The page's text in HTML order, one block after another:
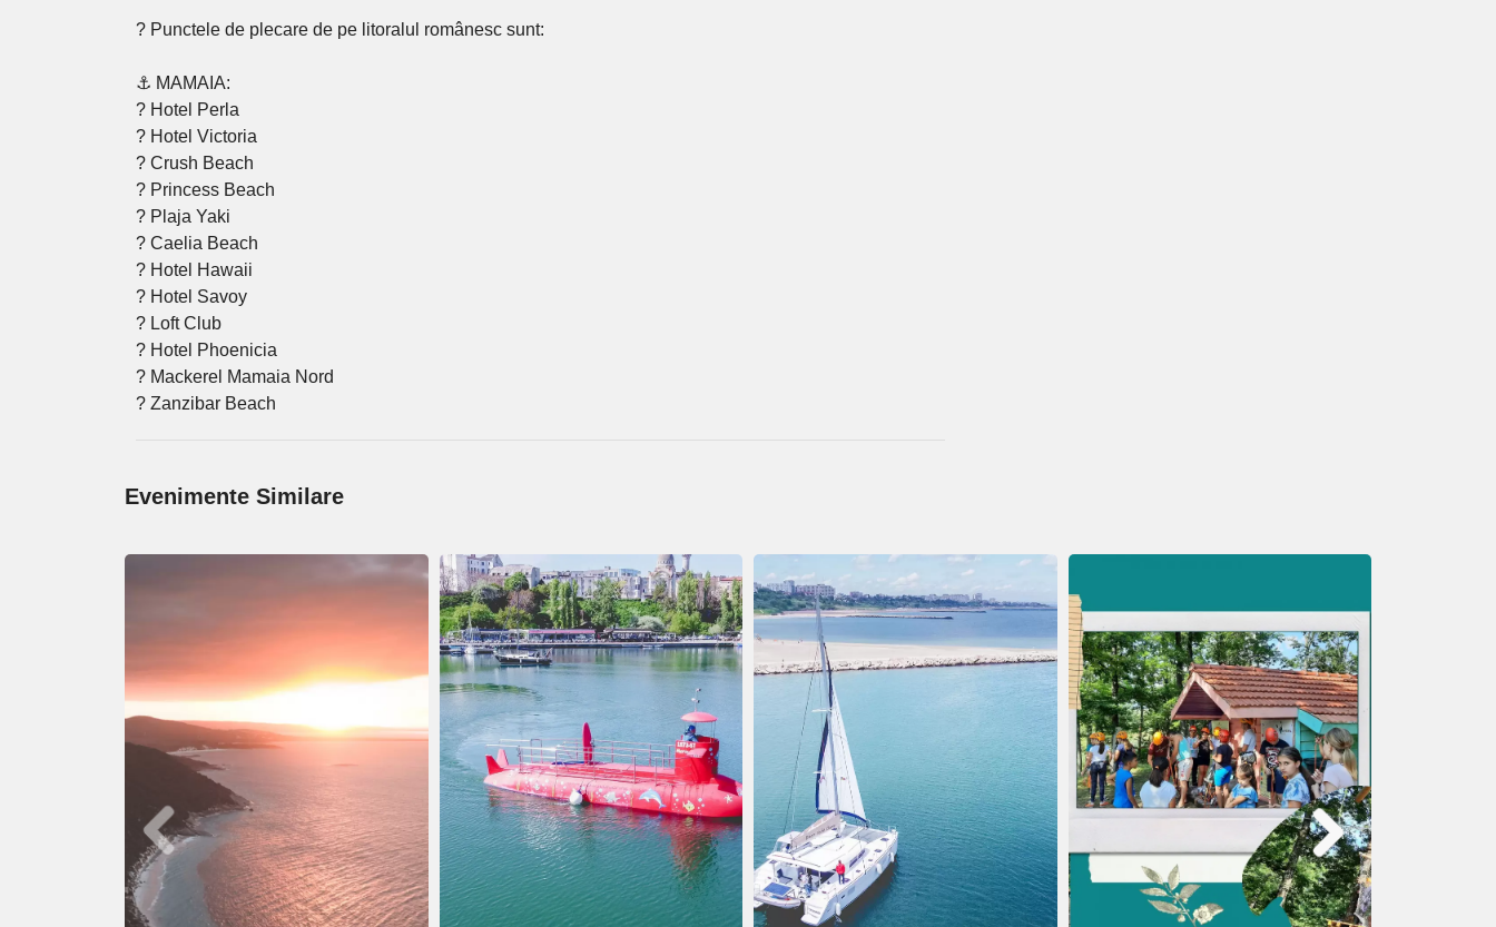
? Punctele de plecare de pe litoralul românesc sunt:
⚓ MAMAIA:
? Hotel Perla
? Hotel Victoria
? Crush Beach
? Princess Beach
? Plaja Yaki
? Caelia Beach
? Hotel Hawaii
? Hotel Savoy
? Loft Club
? Hotel Phoenicia
? Mackerel Mamaia Nord
? Zanzibar Beach
Evenimente Similare